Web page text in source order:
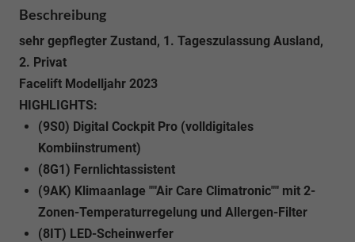
Beschreibung
sehr gepflegter Zustand, 1. Tageszulassung Ausland,
2. Privat
Facelift Modelljahr 2023
HIGHLIGHTS:
(9S0) Digital Cockpit Pro (volldigitales
Kombiinstrument)
(8G1) Fernlichtassistent
(9AK) Klimaanlage ""Air Care Climatronic"" mit 2-
Zonen-Temperaturregelung und Allergen-Filter
(8IT) LED-Scheinwerfer